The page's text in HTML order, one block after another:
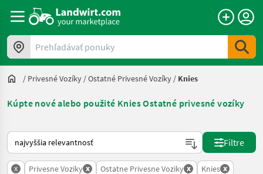
Prehľadávať ponuky
/ Privesné Vozíky /Ostatné Privesné Vozíky / Knies
Kúpte nové alebo použité Knies Ostatné privesné vozíky
Takto sa vykonáva triedenie na Landwirt.com
Filtre
x Privesne Voziky x Ostatne Privesne Voziky x Knies x